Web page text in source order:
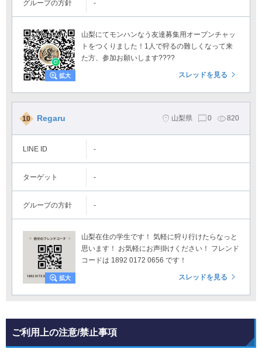
グループの方針 -
山梨にてモンハンなう友達募集用オープンチャッ
トをつくりました！1人で狩るの難しくなって来
た方、参加お願いします????
スレッドを見る
10 Regaru 山梨県 0 820
LINE ID -
ターゲット -
グループの方針 -
山梨在住の学生です！ 気軽に狩り行けたらなっと
思います！ お気軽にお声掛けください！ フレンド
コードは 1892 0172 0656 です！
スレッドを見る
ご利用上の注意/禁止事項